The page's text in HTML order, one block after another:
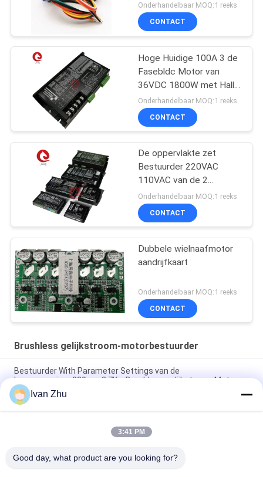
Onderhandelbaar MOQ:1 reeks
CONTACT
Hoge Huidige 100A 3 de
Fasebldc Motor van
36VDC 1800W met Hall
Sensors
Onderhandelbaar MOQ:1 reeks
CONTACT
De oppervlakte zet
Bestuurder 220VAC
110VAC van de 2
Kwadrant Brushless
gelijkstroom Motor op
Onderhandelbaar MOQ:1 reeks
CONTACT
Dubbele wielnaafmotor
aandrijfkaart
Onderhandelbaar MOQ:1 reeks
CONTACT
Brushless gelijkstroom-motorbestuurder
Bestuurder With Parameter Settings van de
hoogspannings220vac 3.7Kw Brushless gelijkstroom Motor
Heatsink Geen van de de Motorbestuurder van Hall Brushless
gelijkstroom Raad van Speed Motor Controller
150W 3 Phase Brushless DC Motor Driver V8.8D For
Ivan Zhu
3:41 PM
Good day, what product are you looking for?